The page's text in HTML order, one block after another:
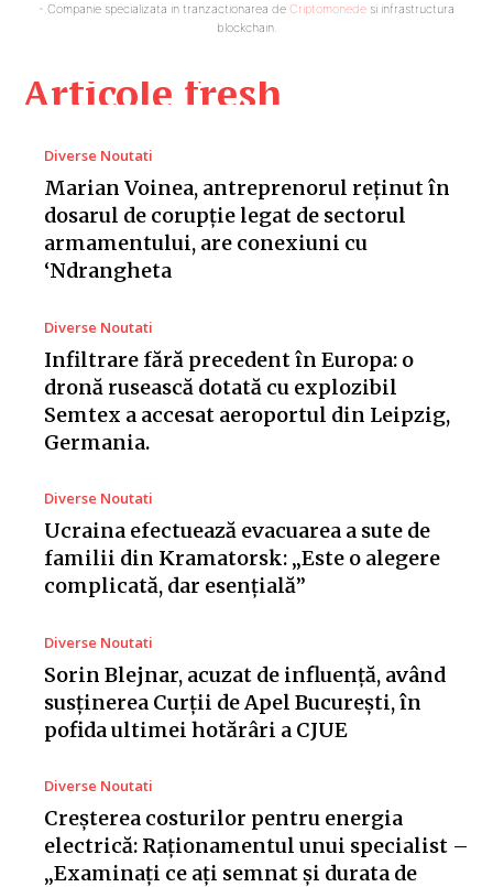
Articole fresh
Diverse Noutati
Marian Voinea, antreprenorul reținut în
dosarul de corupție legat de sectorul
armamentului, are conexiuni cu
‘Ndrangheta
Diverse Noutati
Infiltrare fără precedent în Europa: o
dronă rusească dotată cu explozibil
Semtex a accesat aeroportul din Leipzig,
Germania.
Diverse Noutati
Ucraina efectuează evacuarea a sute de
familii din Kramatorsk: „Este o alegere
complicată, dar esențială”
Diverse Noutati
Sorin Blejnar, acuzat de influență, având
susținerea Curții de Apel București, în
pofida ultimei hotărâri a CJUE
Diverse Noutati
Creșterea costurilor pentru energia
electrică: Raționamentul unui specialist –
„Examinați ce ați semnat și durata de
- Companie specializata in tranzactionarea de Criptomonede si infrastructura
blockchain.